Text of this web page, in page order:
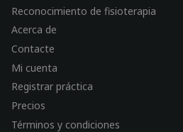
Reconocimiento de fisioterapia
Acerca de
Contacte
Mi cuenta
Registrar práctica
Precios
Términos y condiciones